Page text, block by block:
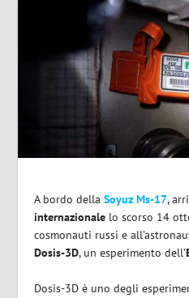
A bordo dellaSoyuz Ms-17,
internazionale lo scorso 14
cosmonauti russi e
Dosis-3D, un esperimento dell’
Dosis-3D è uno degli